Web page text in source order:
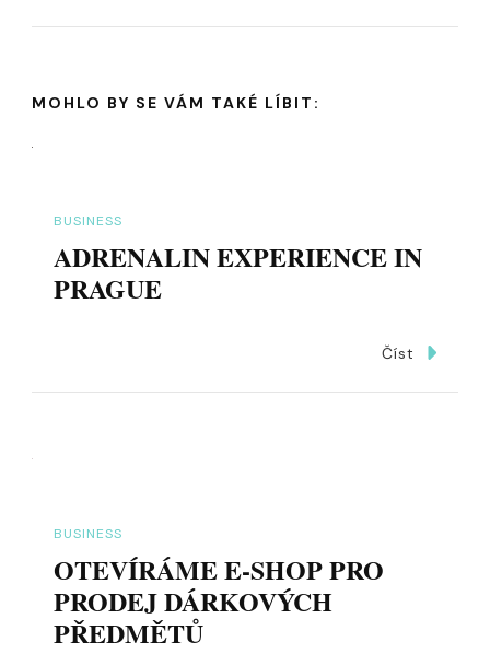
MOHLO BY SE VÁM TAKÉ LÍBIT:
BUSINESS
ADRENALIN EXPERIENCE IN
PRAGUE
Číst
BUSINESS
OTEVÍRÁME E-SHOP PRO
PRODEJ DÁRKOVÝCH
PŘEDMĚTŮ